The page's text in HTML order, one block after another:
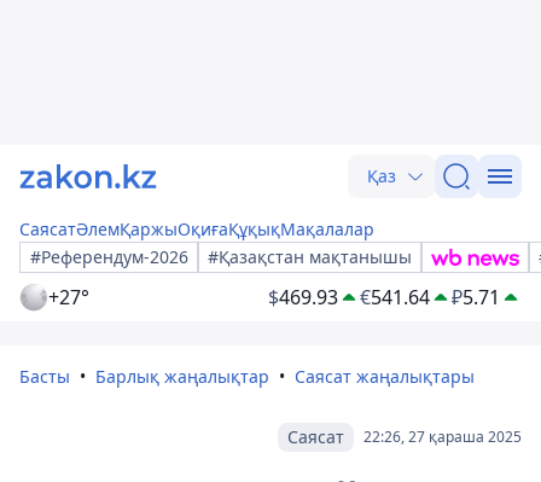
Қаз
СаясатӘлемҚаржыОқиғаҚұқықМақалалар
#Референдум-2026
#Қазақстан мақтанышы
+27° $469.93 €541.64 ₽5.71
Басты Барлық жаңалықтар Саясат жаңалықтары
22:26, 27 қараша 2025
Саясат